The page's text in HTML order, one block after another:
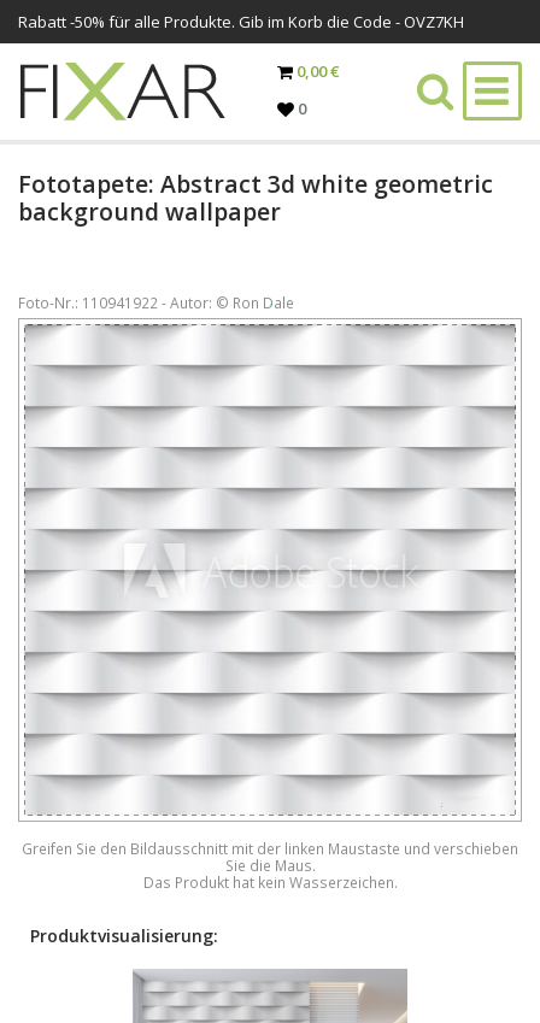
Rabatt -50% für alle Produkte. Gib im Korb die Code - OVZ7KH
0,00 €
0
Fototapete: Abstract 3d white geometric
background wallpaper
Foto-Nr.: 110941922 - Autor: © Ron Dale
Greifen Sie den Bildausschnitt mit der linken Maustaste und verschieben
Sie die Maus.
Das Produkt hat kein Wasserzeichen.
Produktvisualisierung: